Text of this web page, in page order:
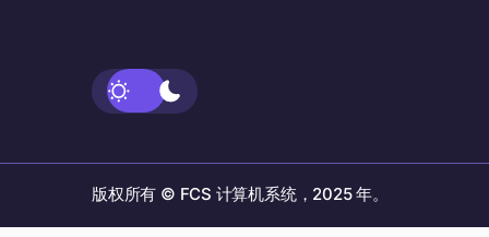
版权所有 © FCS 计算机系统，2025 年。